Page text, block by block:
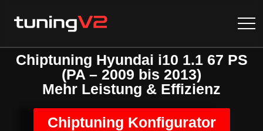
Chiptuning Hyundai i10 1.1 67 PS
(PA – 2009 bis 2013)
Mehr Leistung & Effizienz
Chiptuning Konfigurator